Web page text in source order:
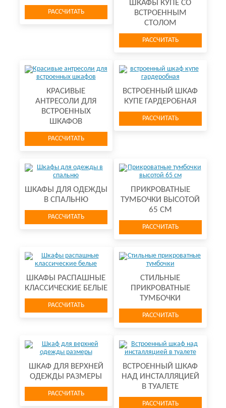
РАССЧИТАТЬ
ШКАФЫ КУПЕ СО
ВСТРОЕННЫМ
СТОЛОМ
РАССЧИТАТЬ
КРАСИВЫЕ
АНТРЕСОЛИ ДЛЯ
ВСТРОЕННЫХ
ШКАФОВ
РАССЧИТАТЬ
ВСТРОЕННЫЙ ШКАФ
КУПЕ ГАРДЕРОБНАЯ
РАССЧИТАТЬ
ШКАФЫ ДЛЯ ОДЕЖДЫ
В СПАЛЬНЮ
РАССЧИТАТЬ
ПРИКРОВАТНЫЕ
ТУМБОЧКИ ВЫСОТОЙ
65 СМ
РАССЧИТАТЬ
ШКАФЫ РАСПАШНЫЕ
КЛАССИЧЕСКИЕ БЕЛЫЕ
РАССЧИТАТЬ
СТИЛЬНЫЕ
ПРИКРОВАТНЫЕ
ТУМБОЧКИ
РАССЧИТАТЬ
ШКАФ ДЛЯ ВЕРХНЕЙ
ОДЕЖДЫ РАЗМЕРЫ
РАССЧИТАТЬ
ВСТРОЕННЫЙ ШКАФ
НАД ИНСТАЛЛЯЦИЕЙ
В ТУАЛЕТЕ
РАССЧИТАТЬ